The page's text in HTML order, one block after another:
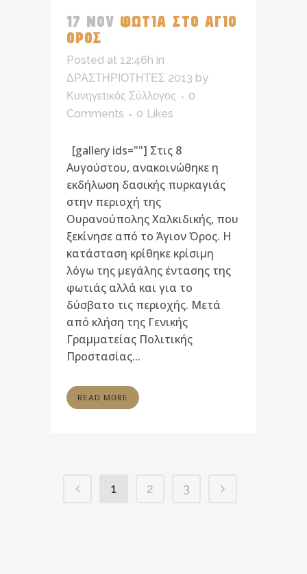
17 NOV ΦΩΤΙΑ ΣΤΟ ΑΓΙΟ
ΟΡΟΣ
Posted at 12:46h in
ΔΡΑΣΤΗΡΙΟΤΗΤΕΣ 2013 by
Κυνηγετικός Σύλλογος
0
Comments
0 Likes
[gallery ids=""] Στις 8
Αυγούστου, ανακοινώθηκε η
εκδήλωση δασικής πυρκαγιάς
στην περιοχή της
Ουρανούπολης Χαλκιδικής, που
ξεκίνησε από το Άγιον Όρος. Η
κατάσταση κρίθηκε κρίσιμη
λόγω της μεγάλης έντασης της
φωτιάς αλλά και για το
δύσβατο τις περιοχής. Μετά
από κλήση της Γενικής
Γραμματείας Πολιτικής
Προστασίας...
READ MORE
1 2 3